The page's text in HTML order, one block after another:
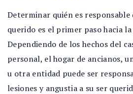
Determinar quién es
querido es el primer paso hacia
Dependiendo de los hechos del
personal, el hogar de ancianos,
u otra entidad puede ser
lesiones y angustia a su ser